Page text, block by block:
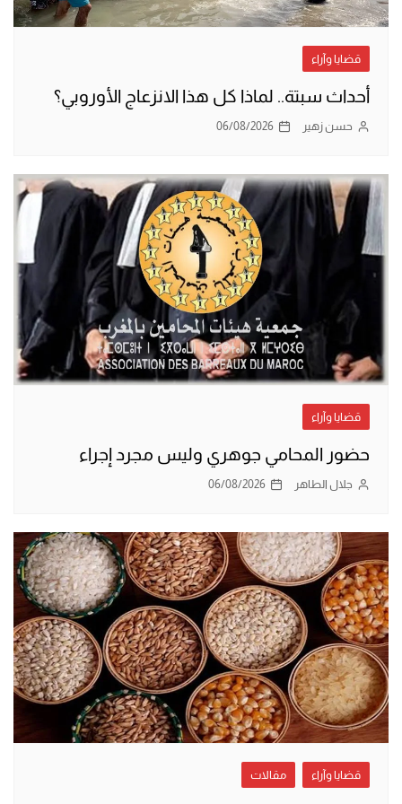
قضايا وآراء
أحداث سبتة.. لماذا كل هذا الانزعاج الأوروبي؟
حسن زهير 06/08/2026
قضايا وآراء
حضور المحامي جوهري وليس مجرد إجراء
جلال الطاهر 06/08/2026
قضايا وآراء مقالات